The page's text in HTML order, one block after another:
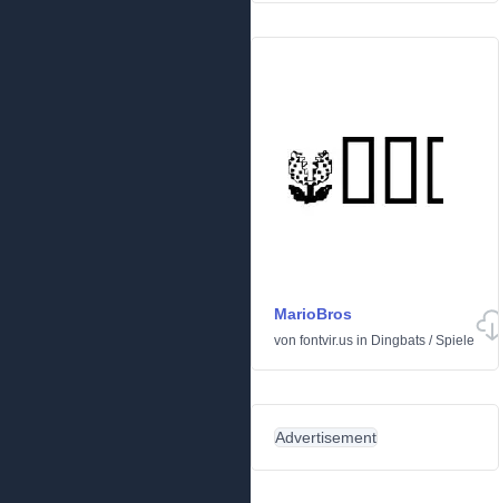
MarioBros
von fontvir.us in Dingbats /Spiele
Advertisement